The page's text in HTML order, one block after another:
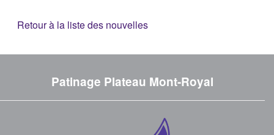
Retour à la liste des nouvelles
Patinage Plateau Mont-Royal